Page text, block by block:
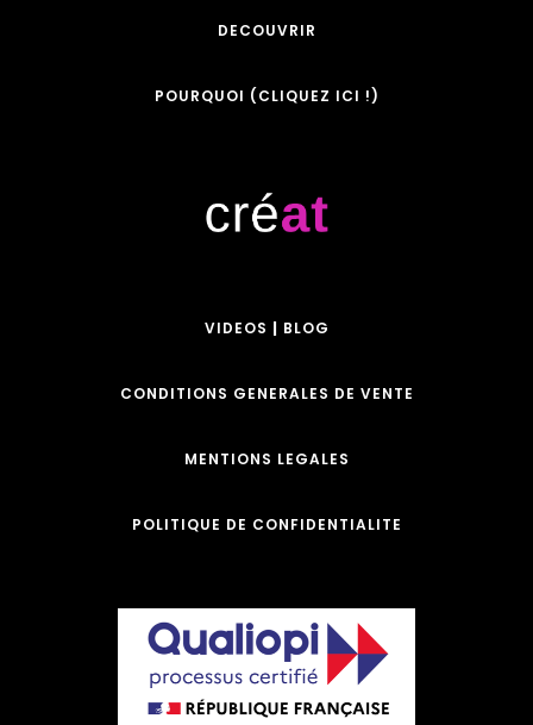
DECOUVRIR
POURQUOI (CLIQUEZ ICI !)
VIDEOS | BLOG
CONDITIONS GENERALES DE VENTE
MENTIONS LEGALES
POLITIQUE DE CONFIDENTIALITE